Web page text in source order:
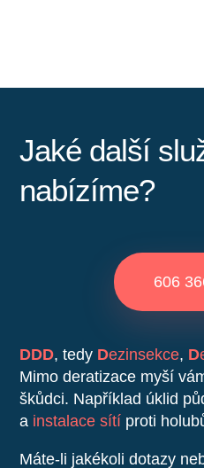
Jaké další
nabízíme?
606
DDD, tedy Dezinsekce, D
Mimo deratizace myší
škůdci. Například úklid
a instalace sítí proti
Máte-li jakékoli dotazy